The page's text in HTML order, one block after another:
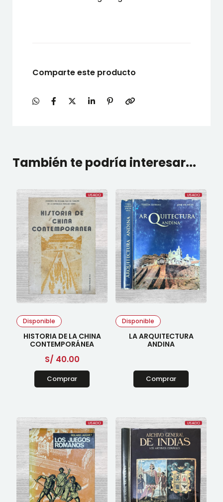
Comparte este producto
También te podría interesar...
Disponible
HISTORIA DE LA CHINA
CONTEMPORÁNEA
S/ 40.00
Comprar
Disponible
LA ARQUITECTURA
ANDINA
Comprar